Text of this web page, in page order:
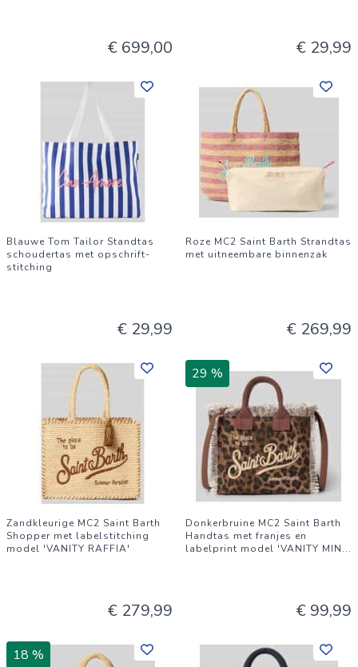
€ 699,00 € 29,99
Blauwe Tom Tailor Standtas
schoudertas met opschrift-
stitching
€ 29,99
Roze MC2 Saint Barth Strandtas
met uitneembare binnenzak
€ 269,99
Zandkleurige MC2 Saint Barth
Shopper met labelstitching
model 'VANITY RAFFIA'
€ 279,99
29 %
Donkerbruine MC2 Saint Barth
Handtas met franjes en
labelprint model 'VANITY MIN...
€ 99,99
18 %